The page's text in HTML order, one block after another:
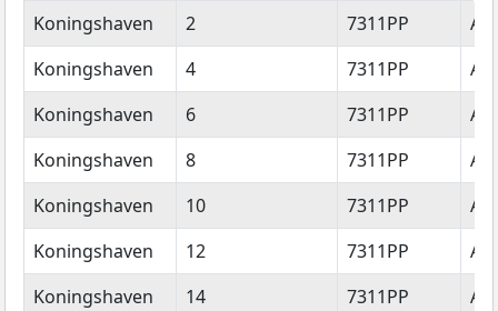
Straatnaam
Huisnummer Postcode
Koningshaven 2 7311PP
Koningshaven
4 7311PP
Koningshaven
6 7311PP
Koningshaven
8 7311PP
Koningshaven
10 7311PP
Koningshaven
12 7311PP
Koningshaven
14 7311PP